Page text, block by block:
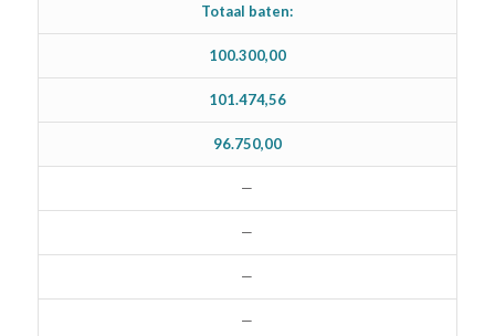
Totaal baten:
100.300,00
101.474,56
96.750,00
—
—
—
—